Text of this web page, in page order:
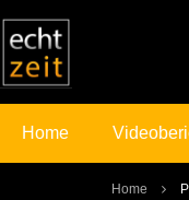
Home
Home